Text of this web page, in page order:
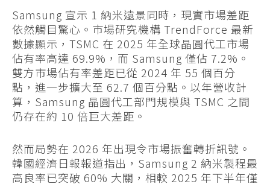
Samsung 宣示 1 納米遠景同時，現實市場差距
依然觸目驚心。市場研究機構 TrendForce 最新
數據顯示，TSMC 在 2025 年全球晶圓代工市場
佔有率高達 69.9%，而 Samsung 僅佔 7.2%。
雙方市場佔有率差距已從 2024 年 55 個百分
點，進一步擴大至 62.7 個百分點。以年營收計
算，Samsung 晶圓代工部門規模與 TSMC 之間
仍存在約 10 倍巨大差距。
然而局勢在 2026 年出現令市場振奮轉折訊號。
韓國經濟日報報道指出，Samsung 2 納米製程最
高良率已突破 60% 大關，相較 2025 年下半年僅